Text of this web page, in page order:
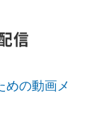
信
の動画メ